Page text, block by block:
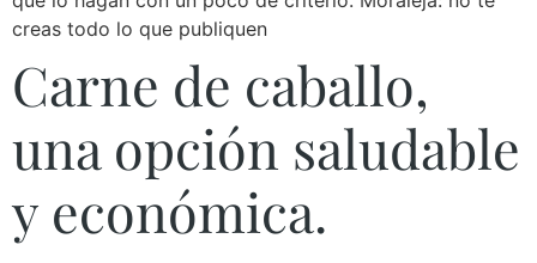
creas todo lo que publiquen
Carne de caballo,
una opción saludable
y económica.